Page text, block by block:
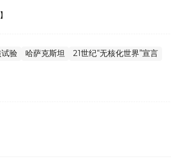
验 哈萨克斯坦 21世纪“无核化世界”宣言